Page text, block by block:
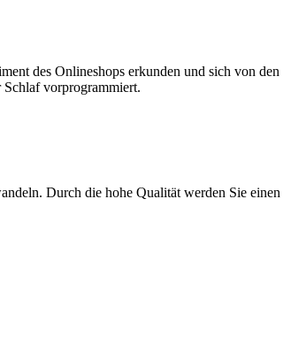
des Onlineshops erkunden und sich von den
Schlaf vorprogrammiert.
Durch die hohe Qualität werden Sie einen